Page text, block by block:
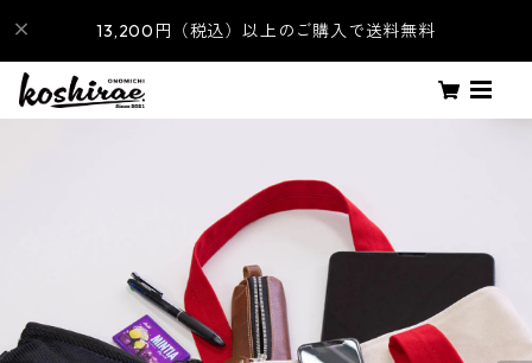
13,200円（税込）以上のご購入で送料無料